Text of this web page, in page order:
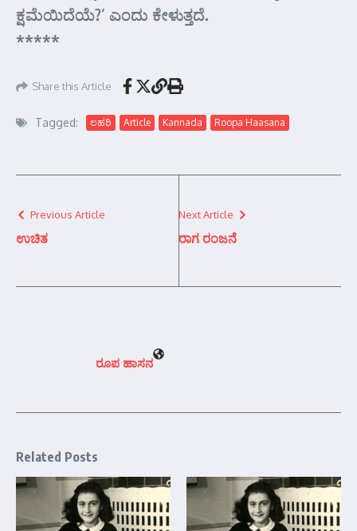
ಕ್ಷಮೆಯಿದೆಯೆ?’ ಎಂದು ಕೇಳುತ್ತದೆ.
*****
Share this Article
Tagged: ಲಹರಿ Article Kannada Roopa Haasana
Previous Article
ಉಚಿತ
Next Article
ರಾಗ ರಂಜನೆ
ರೂಪ ಹಾಸನ
Related Posts